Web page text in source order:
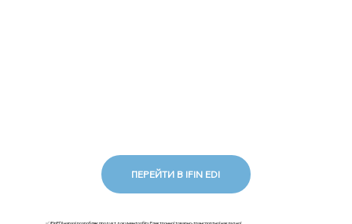
ПЕРЕЙТИ В IFIN EDI
✅ iFinEDI наразі розробляє продукт документообігу Електронної товарно-транспортної накладної.